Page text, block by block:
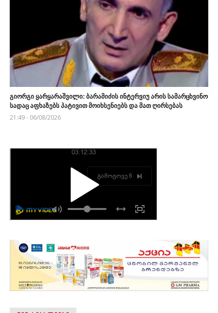
გიორგი ყარყარაშვილი: ბარამიძის ინტერვიუ არის სამარცხვინო
სადაც აფხაზებს პატივით მოიხსენიებს და მათ ღირსებას
21:49 - 06/08/2026